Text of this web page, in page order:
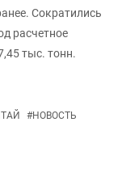
Сократились
расчетное
тыс. тонн.
#НОВОСТЬ